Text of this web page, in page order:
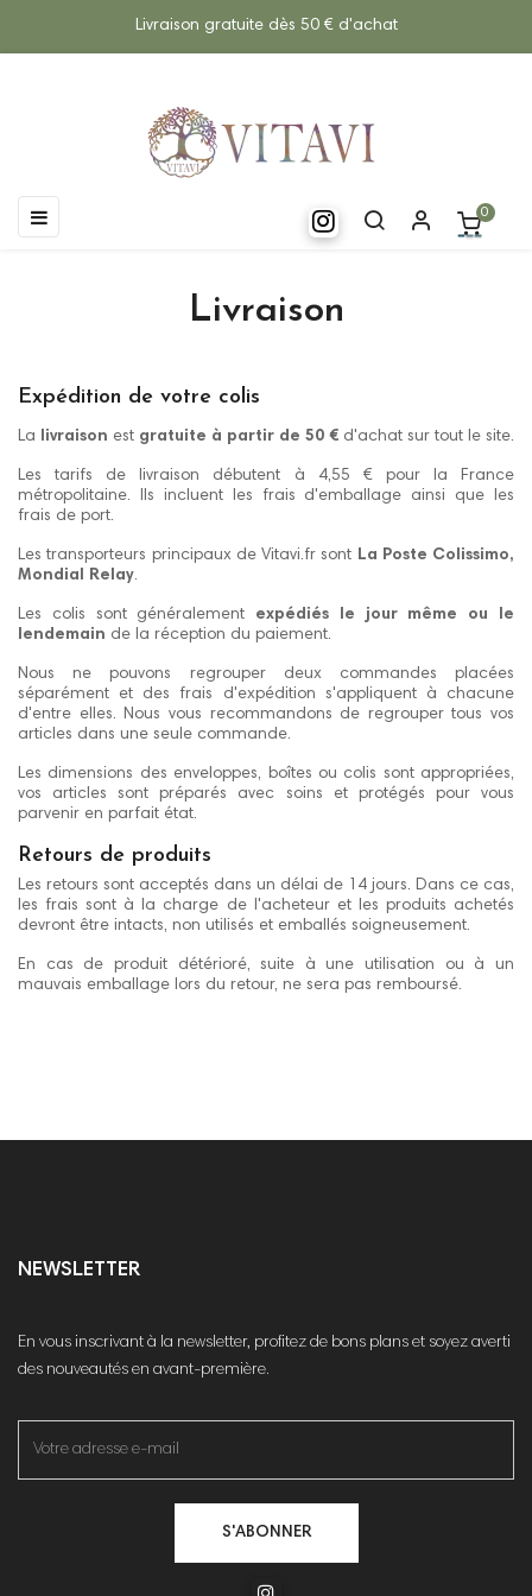
Livraison gratuite dès 50 € d'achat
Basculer
la
☰ 0
Livraison
Expédition de votre colis
La livraison est gratuite à partir de 50 € d'achat sur tout le site.
Les tarifs de livraison débutent à 4,55 € pour la France
métropolitaine. Ils incluent les frais d'emballage ainsi que les
frais de port.
Les transporteurs principaux de Vitavi.fr sont La Poste Colissimo,
Mondial Relay.
Les colis sont généralement expédiés le jour même ou le
lendemain de la réception du paiement.
Nous ne pouvons regrouper deux commandes placées
séparément et des frais d'expédition s'appliquent à chacune
d'entre elles. Nous vous recommandons de regrouper tous vos
articles dans une seule commande.
Les dimensions des enveloppes, boîtes ou colis sont appropriées,
vos articles sont préparés avec soins et protégés pour vous
parvenir en parfait état.
Retours de produits
Les retours sont acceptés dans un délai de 14 jours. Dans ce cas,
les frais sont à la charge de l'acheteur et les produits achetés
devront être intacts, non utilisés et emballés soigneusement.
En cas de produit détérioré, suite à une utilisation ou à un
mauvais emballage lors du retour, ne sera pas remboursé.
NEWSLETTER
En vous inscrivant à la newsletter, profitez de bons plans et soyez averti
des nouveautés en avant-première.
S'ABONNER